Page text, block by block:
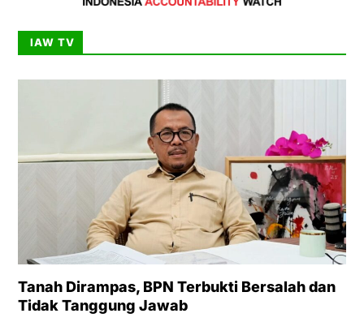
IAW TV
Tanah Dirampas, BPN Terbukti Bersalah dan
Tidak Tanggung Jawab